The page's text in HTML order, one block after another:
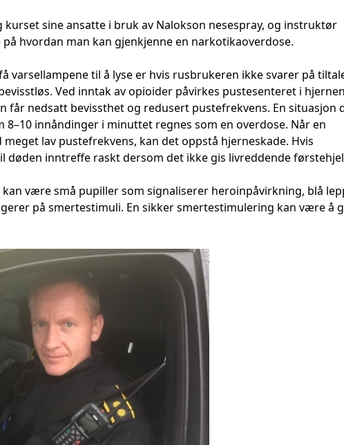
sine ansatte i bruk av Nalokson nesespray, og instruktør
hvordan man kan gjenkjenne en narkotikaoverdose.
varsellampene til å lyse er hvis rusbrukeren ikke svarer på
Ved inntak av opioider påvirkes pustesenteret i
får nedsatt bevissthet og redusert pustefrekvens. En situasjon
8–10 innåndinger i minuttet regnes som en overdose. Når en
lav pustefrekvens, kan det oppstå hjerneskade. Hvis
døden inntreffe raskt dersom det ikke gis livreddende
være små pupiller som signaliserer heroinpåvirkning, blå
på smertestimuli. En sikker smertestimulering kan være å